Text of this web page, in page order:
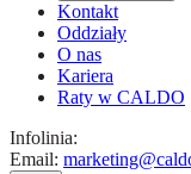
Kontakt
Oddziały
O nas
Kariera
Raty w CALDO
Infolinia:
Email: